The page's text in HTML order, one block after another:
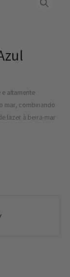
altamente
mar, combinando
lazer à beira-mar